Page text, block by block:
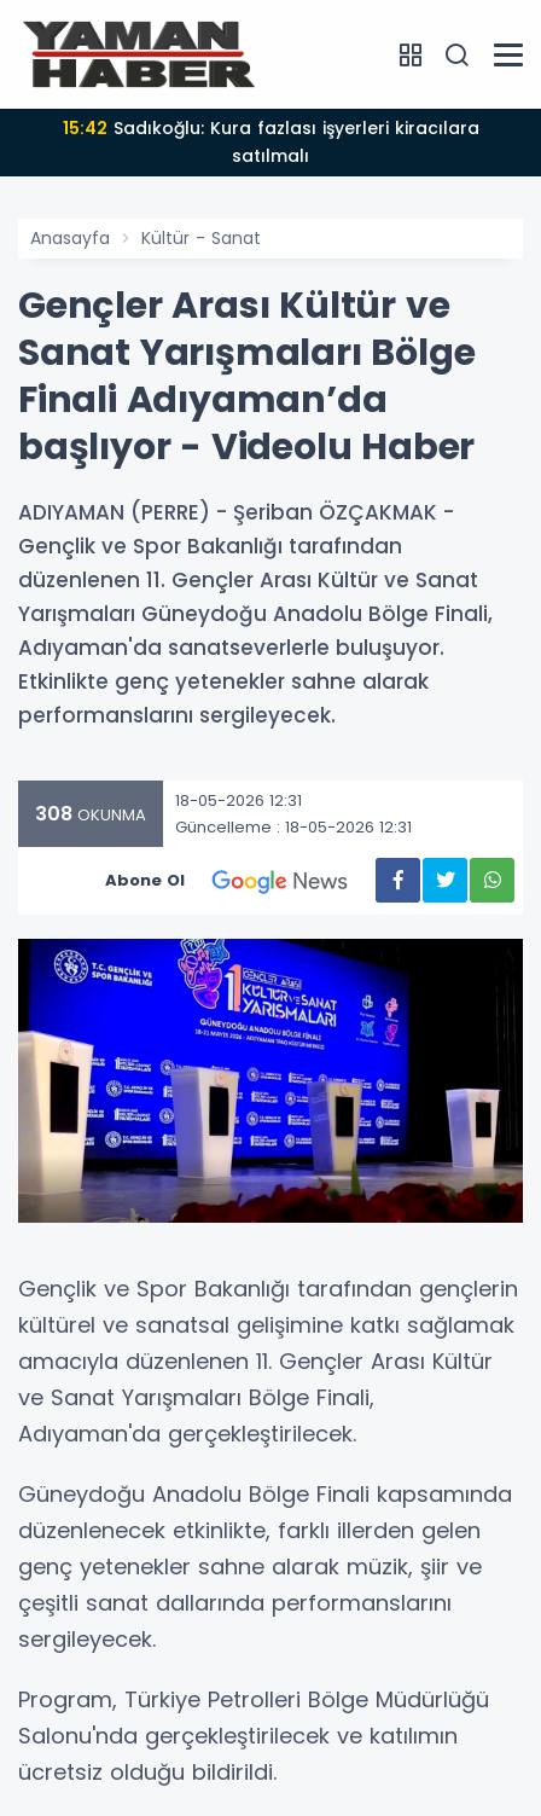
15:42
satılmalı
Anasayfa Kültür - Sanat
Gençler Arası Kültür ve
Sanat Yarışmaları Bölge
Finali Adıyaman’da
başlıyor - Videolu Haber
ADIYAMAN (PERRE) - Şeriban ÖZÇAKMAK -
Gençlik ve Spor Bakanlığı tarafından
düzenlenen 11. Gençler Arası Kültür ve Sanat
Yarışmaları Güneydoğu Anadolu Bölge Finali,
Adıyaman'da sanatseverlerle buluşuyor.
Etkinlikte genç yetenekler sahne alarak
performanslarını sergileyecek.
308 OKUNMA
18-05-2026 12:31
Güncelleme : 18-05-2026 12:31
Abone Ol
Gençlik ve Spor Bakanlığı tarafından gençlerin
kültürel ve sanatsal gelişimine katkı sağlamak
amacıyla düzenlenen 11. Gençler Arası Kültür
ve Sanat Yarışmaları Bölge Finali,
Adıyaman'da gerçekleştirilecek.
Güneydoğu Anadolu Bölge Finali kapsamında
düzenlenecek etkinlikte, farklı illerden gelen
genç yetenekler sahne alarak müzik, şiir ve
çeşitli sanat dallarında performanslarını
sergileyecek.
Program, Türkiye Petrolleri Bölge Müdürlüğü
Salonu'nda gerçekleştirilecek ve katılımın
ücretsiz olduğu bildirildi.